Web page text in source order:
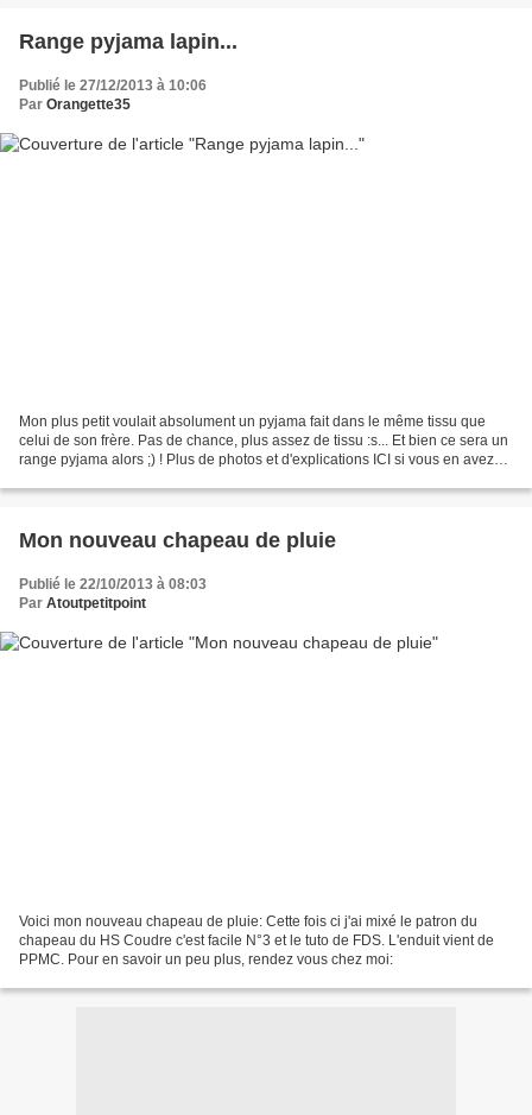
Range pyjama lapin...
Publié le 27/12/2013 à 10:06
Par Orangette35
Mon plus petit voulait absolument un pyjama fait dans le même tissu que
celui de son frère. Pas de chance, plus assez de tissu :s... Et bien ce sera un
range pyjama alors ;) ! Plus de photos et d'explications ICI si vous en avez
Mon nouveau chapeau de pluie
Publié le 22/10/2013 à 08:03
Par Atoutpetitpoint
Voici mon nouveau chapeau de pluie: Cette fois ci j'ai mixé le patron du
chapeau du HS Coudre c'est facile N°3 et le tuto de FDS. L'enduit vient de
PPMC. Pour en savoir un peu plus, rendez vous chez moi: